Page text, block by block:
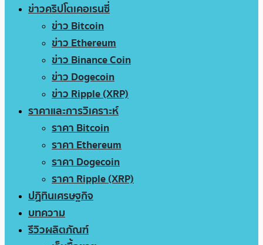
ข่าวคริปโตเคอเรนซี่
ข่าว Bitcoin
ข่าว Ethereum
ข่าว Binance Coin
ข่าว Dogecoin
ข่าว Ripple (XRP)
ราคาและการวิเคราะห์
ราคา Bitcoin
ราคา Ethereum
ราคา Dogecoin
ราคา Ripple (XRP)
ปฏิทินเศรษฐกิจ
บทความ
รีวิวผลิตภัณฑ์